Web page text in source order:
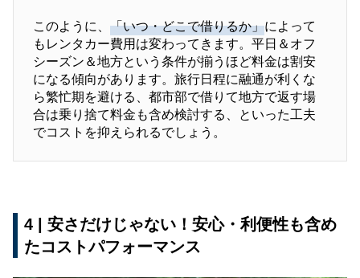
このように、 「いつ・どこで借りるか」によって
もレンタカー費用は変わってきます。平日＆オフ
シーズン＆地方という条件が揃うほど料金は割安
になる傾向があります。旅行日程に融通が利くな
ら繁忙期を避ける、都市部で借りて地方で返す場
合は乗り捨て料金も含め検討する、といった工夫
でコストを抑えられるでしょう。
4 | 安さだけじゃない！安心・利便性も含め
たコストパフォーマンス